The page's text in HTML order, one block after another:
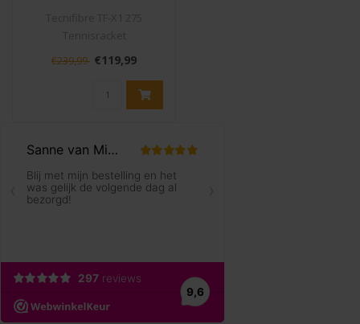
De Tecnifibre TF-X1 275 is
275 gram met het ..
€239,99 €119,99